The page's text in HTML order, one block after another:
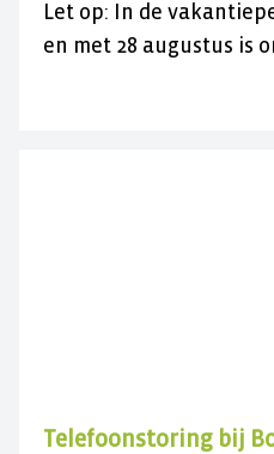
Let op: In de
en met 28 augustus is
Telefoonstoring bij